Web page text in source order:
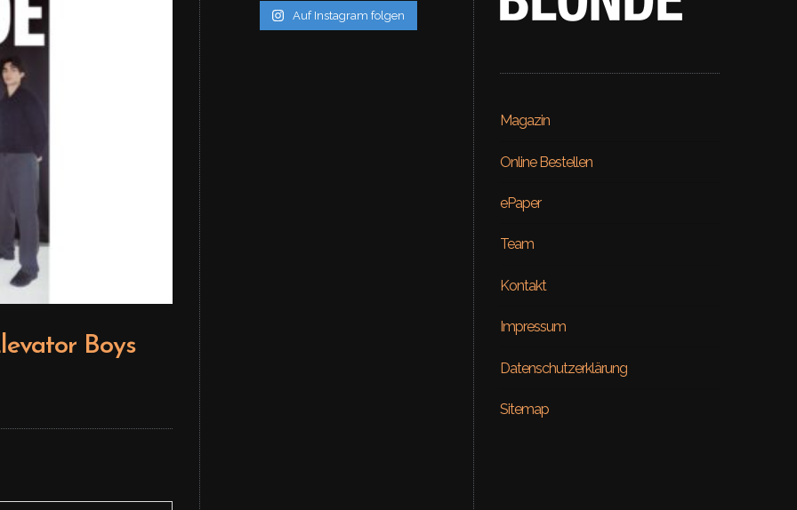
Boys Editorial – Venus
Auf Instagram folgen
Magazin
Online Bestellen
ePaper
Team
Kontakt
Impressum
Datenschutzerklärung
Sitemap